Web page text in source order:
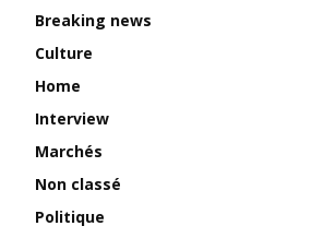
Breaking news
Culture
Home
Interview
Marchés
Non classé
Politique